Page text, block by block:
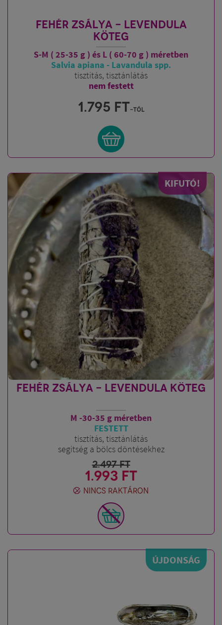
FEHÉR ZSÁLYA - LEVENDULA
KÖTEG
S-M ( 25-35 g ) és L ( 60-70 g ) méretben
Salvia apiana - Lavandula spp.
tisztítás, tisztánlátás
nem festett
1.795 FT-tól
KIFUTÓ!
FEHÉR ZSÁLYA - LEVENDULA KÖTEG
M -30-35 g méretben
FESTETT
tisztítás, tisztánlátás
segítség a bölcs döntésekhez
2.497FT
1.993 FT
NINCS RAKTÁRON
ÚJDONSÁG